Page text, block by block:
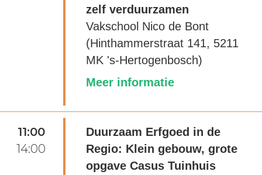
zelf verduurzamen
Vakschool Nico de Bont
(Hinthammerstraat 141, 5211
MK 's-Hertogenbosch)
Meer informatie
11:00
14:00
Duurzaam Erfgoed in de
Regio: Klein gebouw, grote
opgave Casus Tuinhuis